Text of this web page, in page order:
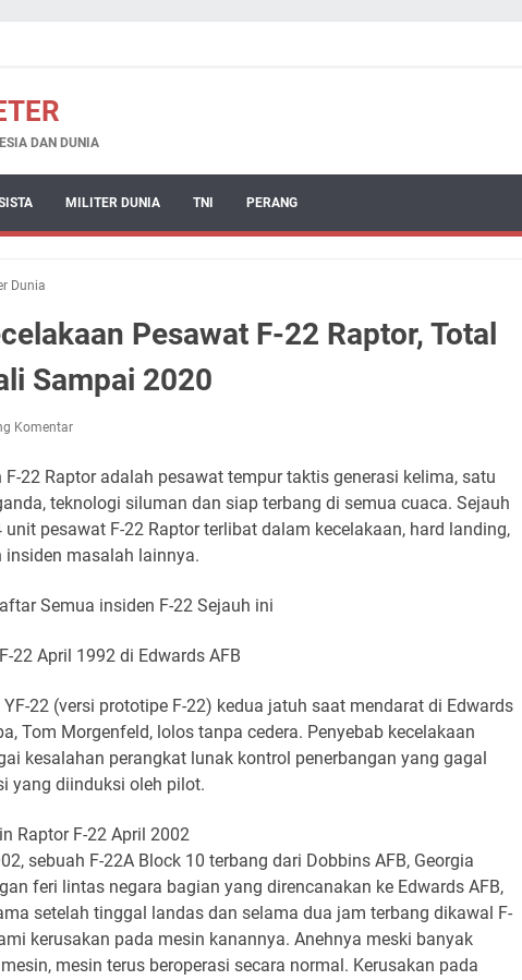
DAN DUNIA
MILITER DUNIA TNI PERANG
Dunia
Pesawat F-22 Raptor, Total
Sampai 2020
Komentar
F-22 Raptor adalah pesawat tempur taktis generasi kelima, satu
teknologi siluman dan siap terbang di semua cuaca. Sejauh
pesawat F-22 Raptor terlibat dalam kecelakaan, hard landing,
insiden masalah lainnya.
Semua insiden F-22 Sejauh ini
22 April 1992 di Edwards AFB
22 (versi prototipe F-22) kedua jatuh saat mendarat di Edwards
Tom Morgenfeld, lolos tanpa cedera. Penyebab kecelakaan
kesalahan perangkat lunak kontrol penerbangan yang gagal
yang diinduksi oleh pilot.
Raptor F-22 April 2002
sebuah F-22A Block 10 terbang dari Dobbins AFB, Georgia
feri lintas negara bagian yang direncanakan ke Edwards AFB,
setelah tinggal landas dan selama dua jam terbang dikawal F-
kerusakan pada mesin kanannya. Anehnya meski banyak
mesin terus beroperasi secara normal. Kerusakan pada